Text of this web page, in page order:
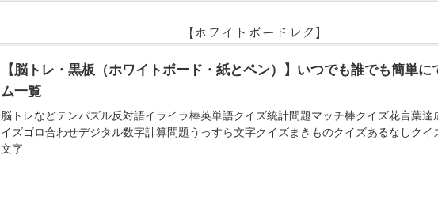
【ホワイトボードレク】
【脳トレ・黒板（ホワイトボード・紙とペン）】いつでも誰でも簡単
ム一覧
脳トレなどテンパズル反対語イライラ棒英単語クイズ統計問題マッチ棒クイズ花言葉
イズゴロ合わせデジタル数字計算問題うっすら文字クイズまきものクイズあるなしク
文字